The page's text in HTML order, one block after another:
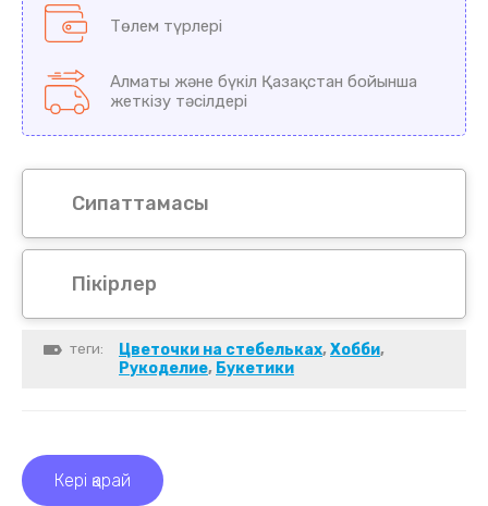
Төлем түрлері
Алматы және бүкіл Қазақстан бойынша
жеткізу тәсілдері
Сипаттамасы
Пікірлер
теги: Цветочки на стебельках, Хобби,
Рукоделие, Букетики
Кері қарай